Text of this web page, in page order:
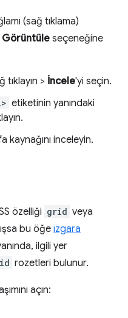
(sağ tıklama)
Görüntüle seçeneğine
> İncele'yi seçin.
etiketinin yanındaki
kaynağını inceleyin.
özelliği grid veya
bu öğeızgara
ilgili yer
rozetleri bulunur.
açın: